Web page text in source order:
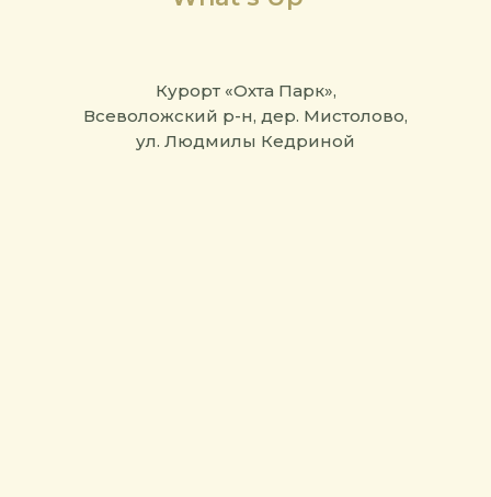
Курорт «Охта Парк»,
Всеволожский р-н, дер. Мистолово,
ул. Людмилы Кедриной